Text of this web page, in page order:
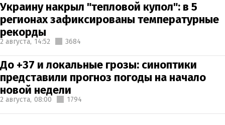
Украину накрыл "тепловой купол": в 5
регионах зафиксированы температурные
рекорды
2 августа, 14:52 3684
До +37 и локальные грозы: синоптики
представили прогноз погоды на начало
новой недели
2 августа, 08:00 1794